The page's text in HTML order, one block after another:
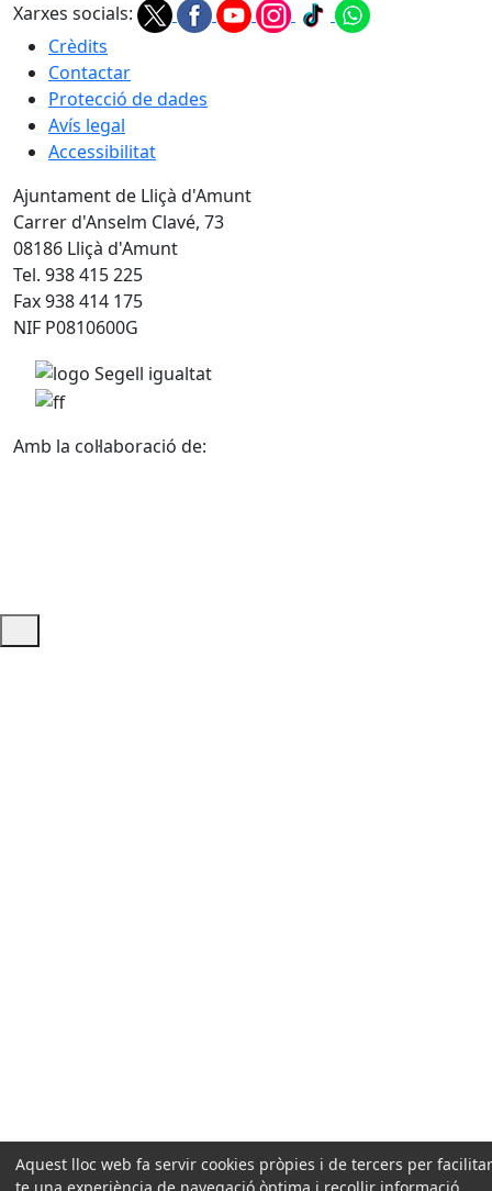
Xarxes socials:
Crèdits
Contactar
Protecció de dades
Avís legal
Accessibilitat
Ajuntament de Lliçà d'Amunt
Carrer d'Anselm Clavé, 73
08186 Lliçà d'Amunt
Tel. 938 415 225
Fax 938 414 175
NIF P0810600G
Amb la col·laboració de:
Aquest lloc web fa servir cookies pròpies i de tercers per